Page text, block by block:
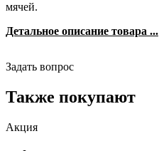
мячей.
Детальное описание товара ...
Задать вопрос
Также покупают
Акция